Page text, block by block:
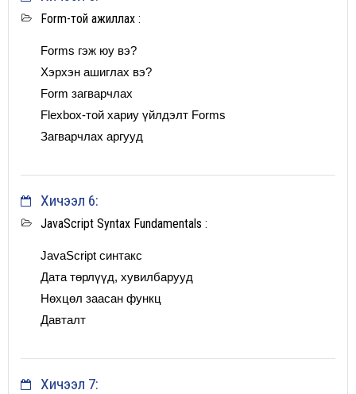
Сургалтаар эзэмших ур чадвар
функцын тохиргоог хийнэ.
Вебийн Front-End буюу хэрэглэгч талын нүүр
хуудсыг хийж сурна.
Веб хөгжүүлэлтэд хамгийн түгээмэл ашиглагддаг
JavaScript хэлний анхан шатны мэдлэгтэй болно.
Дадлагат суурилсан хөтөлбөр
Form-той ажиллах :
Forms гэж юу вэ?
Хэрхэн ашиглах вэ?
Form загварчлах
Flexbox-той хариу үйлдэлт Forms
Загварчлах аргууд
Хичээл 6:
JavaScript Syntax Fundamentals :
JavaScript синтакс
Дата төрлүүд, хувилбарууд
Нөхцөл заасан функц
Давталт
Хичээл 7: